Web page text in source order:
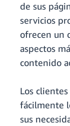
de sus
servicios
ofrecen un
aspectos
contenido
Los
fácilmente
sus